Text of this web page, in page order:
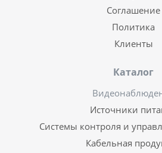
Соглашение
Политика
Клиенты
Каталог
Источники
Системы контроля и
Кабельная